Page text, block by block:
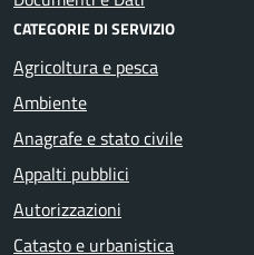
CATEGORIE DI SERVIZIO
Agricoltura e pesca
Ambiente
Anagrafe e stato civile
Appalti pubblici
Autorizzazioni
Catasto e urbanistica